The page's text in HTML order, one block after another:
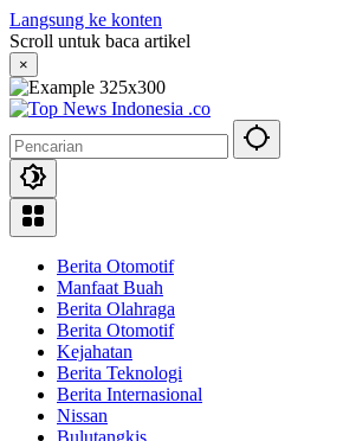
Langsung ke konten
Scroll untuk baca artikel
×
Berita Otomotif
Manfaat Buah
Berita Olahraga
Berita Otomotif
Kejahatan
Berita Teknologi
Berita Internasional
Nissan
Bulutangkis